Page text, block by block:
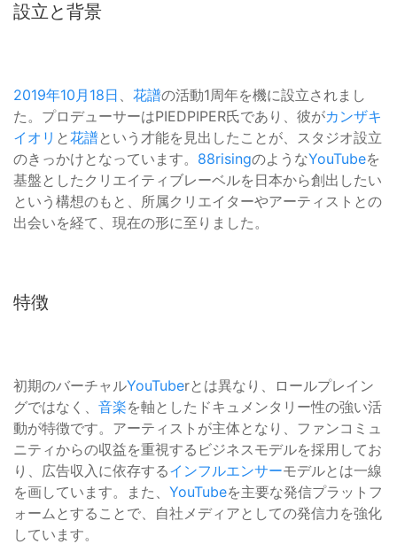
設立と背景
2019年10月18日 、 花譜の活動1周年を機に設立されまし
た。プロデューサーはPIEDPIPER氏であり、彼がカンザキ
イオリ と花譜という才能を見出したことが、スタジオ設立
のきっかけとなっています。 88risingのようなYouTubeを
基盤としたクリエイティブレーベルを日本から創出したい
という構想のもと、所属クリエイターやアーティストとの
出会いを経て、現在の形に至りました。
特徴
初期のバーチャルYouTuberとは異なり、ロールプレイン
グではなく、 音楽を軸としたドキュメンタリー性の強い活
動が特徴です。アーティストが主体となり、ファンコミュ
ニティからの収益を重視するビジネスモデルを採用してお
り、広告収入に依存するインフルエンサーモデルとは一線
を画しています。また、 YouTubeを主要な発信プラットフ
ォームとすることで、自社メディアとしての発信力を強化
しています。